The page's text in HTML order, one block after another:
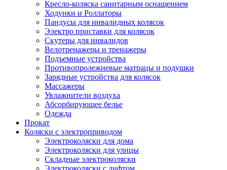
Кресло-коляска санитарным оснащением
Ходунки и Роллаторы
Пандусы для инвалидных колясок
Электро приставки для колясок
Скутеры для инвалидов
Велотренажеры и тренажеры
Подъемные устройства
Противопролежневые матрацы и подушки
Зарядные устройства для колясок
Массажеры
Увлажнители воздуха
Абсорбирующее белье
Одежда
Прокат
Коляски с электроприводом
Электроколяски для дома
Электроколяски для улицы
Складные электроколяски
Электроколяски с лифтом